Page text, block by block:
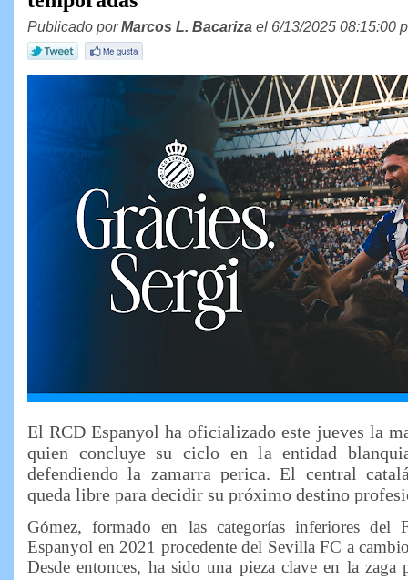
Publicado porMarcos L. Bacariza el 6/13/2025 08:15:00
El RCD Espanyol ha oficializado este jueves la
quien concluye su ciclo en la entidad
defendiendo la zamarra perica. El central
queda libre para decidir su próximo destino
Gómez, formado en las categorías inferiores del
Espanyol en 2021 procedente del Sevilla FC a
Desde entonces, ha sido una pieza clave en la zaga